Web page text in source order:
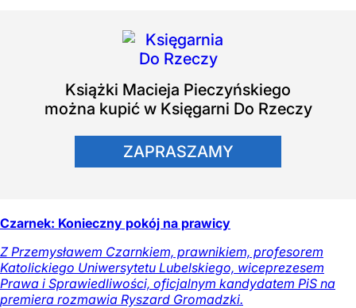
Książki Macieja Pieczyńskiego
można kupić w Księgarni Do Rzeczy
ZAPRASZAMY
Czarnek: Konieczny pokój na prawicy
Z Przemysławem Czarnkiem, prawnikiem, profesorem
Katolickiego Uniwersytetu Lubelskiego, wiceprezesem
Prawa i Sprawiedliwości, oficjalnym kandydatem PiS na
premiera rozmawia Ryszard Gromadzki.